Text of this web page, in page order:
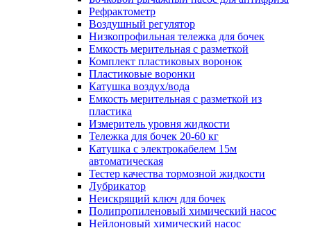
Рефрактометр
Воздушный регулятор
Низкопрофильная тележка для бочек
Емкость мерительная с разметкой
Комплект пластиковых воронок
Пластиковые воронки
Катушка воздух/вода
Емкость мерительная с разметкой из
пластика
Измеритель уровня жидкости
Тележка для бочек 20-60 кг
Катушка с электрокабелем 15м
автоматическая
Тестер качества тормозной жидкости
Лубрикатор
Неискрящий ключ для бочек
Полипропиленовый химический насос
Нейлоновый химический насос